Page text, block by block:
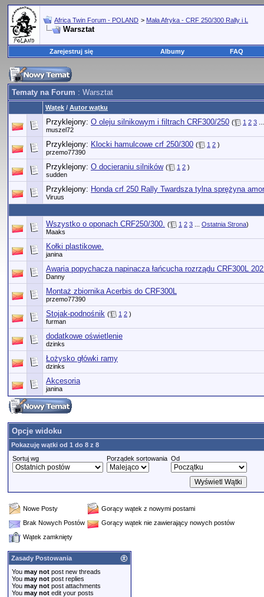
Africa Twin Forum - POLAND > Mała Afryka - CRF 250/300 Rally i L
Warsztat
Zarejestruj się Albumy FAQ
Tematy na Forum : Warsztat
Wątek / Autor wątku
Przyklejony: O oleju silnikowym i filtrach CRF300/250 ( 1 2 3
muszel72
Przyklejony: Klocki hamulcowe crf 250/300 ( 1 2 )
przemo77390
Przyklejony: O docieraniu silników ( 1 2 )
sudden
Przyklejony: Honda crf 250 Rally Twardsza tylna sprężyna
Viruus
Wszystko o oponach CRF250/300. ( 1 2 3 Ostatnia Strona)
Maaks
Kołki plastikowe.
janina
Awaria popychacza napinacza łańcucha rozrządu CRF300L
Danny
Montaż zbiornika Acerbis do CRF300L
przemo77390
Stojak-podnośnik ( 1 2 )
furman
dodatkowe oświetlenie
dzinks
Łożysko główki ramy
dzinks
Akcesoria
janina
Opcje widoku
Pokazuję wątki od 1 do 8 z 8
Sortuj wg
Porządek sortowania Od
Nowe Posty
Gorący wątek z nowymi postami
Brak Nowych Postów
Gorący wątek nie zawierający nowych postów
Wątek zamknięty
Zasady Postowania
You may not post new threads
You may not post replies
You may not post attachments
You may not edit your posts